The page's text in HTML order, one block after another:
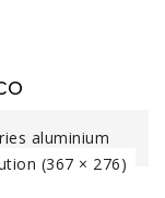
aluminium
(367 × 276)